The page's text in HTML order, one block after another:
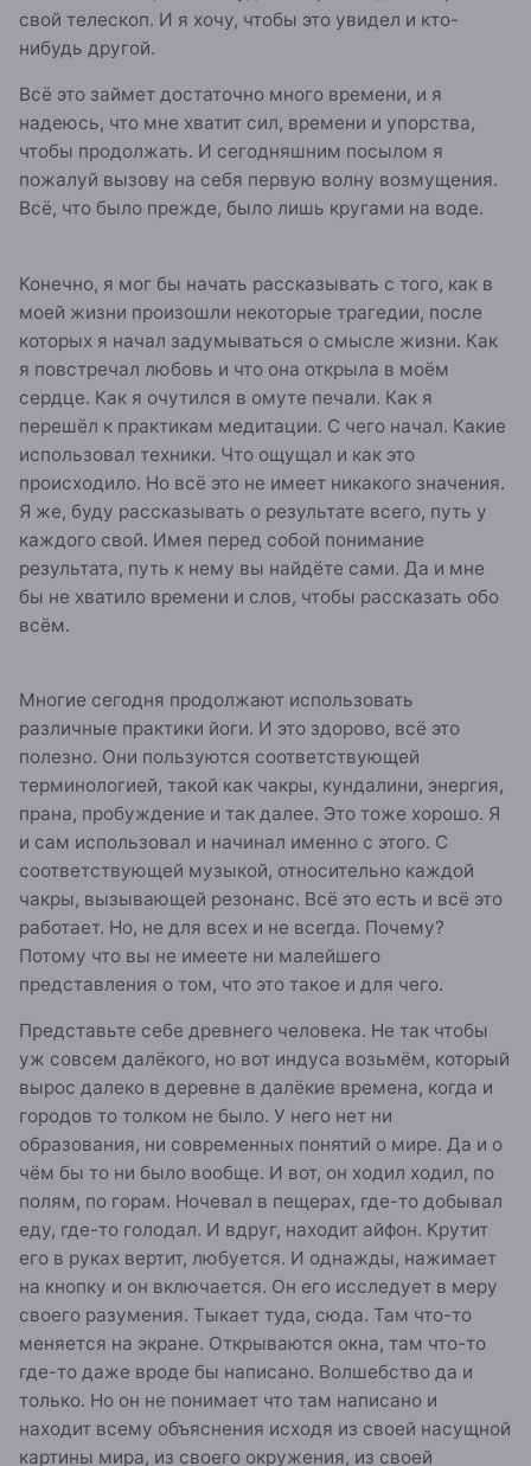
свой телескоп. И я хочу, чтобы это увидел и кто-
нибудь другой.
Всё это займет достаточно много времени, и я
надеюсь, что мне хватит сил, времени и упорства,
чтобы продолжать. И сегодняшним посылом я
пожалуй вызову на себя первую волну возмущения.
Всё, что было прежде, было лишь кругами на воде.
Конечно, я мог бы начать рассказывать с того, как в
моей жизни произошли некоторые трагедии, после
которых я начал задумываться о смысле жизни. Как
я повстречал любовь и что она открыла в моём
сердце. Как я очутился в омуте печали. Как я
перешёл к практикам медитации. С чего начал. Какие
использовал техники. Что ощущал и как это
происходило. Но всё это не имеет никакого значения.
Я же, буду рассказывать о результате всего, путь у
каждого свой. Имея перед собой понимание
результата, путь к нему вы найдёте сами. Да и мне
бы не хватило времени и слов, чтобы рассказать обо
всём.
Многие сегодня продолжают использовать
различные практики йоги. И это здорово, всё это
полезно. Они пользуются соответствующей
терминологией, такой как чакры, кундалини, энергия,
прана, пробуждение и так далее. Это тоже хорошо. Я
и сам использовал и начинал именно с этого. С
соответствующей музыкой, относительно каждой
чакры, вызывающей резонанс. Всё это есть и всё это
работает. Но, не для всех и не всегда. Почему?
Потому что вы не имеете ни малейшего
представления о том, что это такое и для чего.
Представьте себе древнего человека. Не так чтобы
уж совсем далёкого, но вот индуса возьмём, который
вырос далеко в деревне в далёкие времена, когда и
городов то толком не было. У него нет ни
образования, ни современных понятий о мире. Да и о
чём бы то ни было вообще. И вот, он ходил ходил, по
полям, по горам. Ночевал в пещерах, где-то добывал
еду, где-то голодал. И вдруг, находит айфон. Крутит
его в руках вертит, любуется. И однажды, нажимает
на кнопку и он включается. Он его исследует в меру
своего разумения. Тыкает туда, сюда. Там что-то
меняется на экране. Открываются окна, там что-то
где-то даже вроде бы написано. Волшебство да и
только. Но он не понимает что там написано и
находит всему объяснения исходя из своей насущной
картины мира, из своего окружения, из своей